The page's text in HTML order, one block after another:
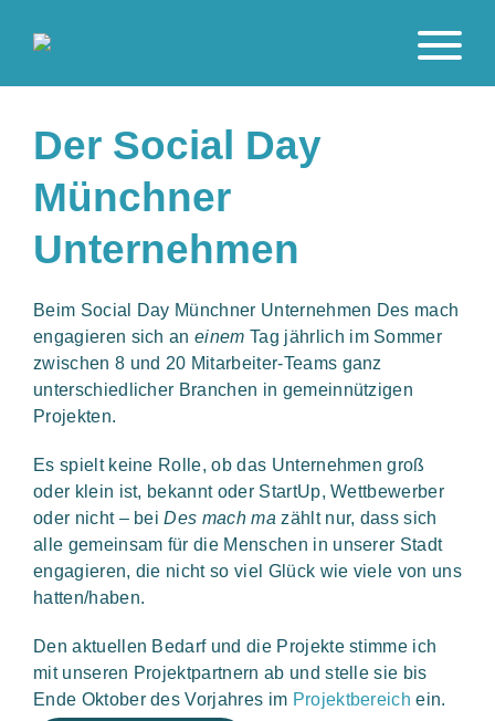
Der Social Day
Münchner
Unternehmen
Beim Social Day Münchner Unternehmen Des mach
engagieren sich aneinem Tag jährlich im Sommer
zwischen 8 und 20 Mitarbeiter-Teams ganz
unterschiedlicher Branchen in gemeinnützigen
Projekten.
Es spielt keine Rolle, ob das Unternehmen groß
oder klein ist, bekannt oder StartUp, Wettbewerber
oder nicht – beiDes mach ma zählt nur, dass sich
alle gemeinsam für die Menschen in unserer Stadt
engagieren, die nicht so viel Glück wie viele von uns
hatten/haben.
Den aktuellen Bedarf und die Projekte stimme ich
mit unseren Projektpartnern ab und stelle sie bis
Ende Oktober des Vorjahres im Projektbereich ein.